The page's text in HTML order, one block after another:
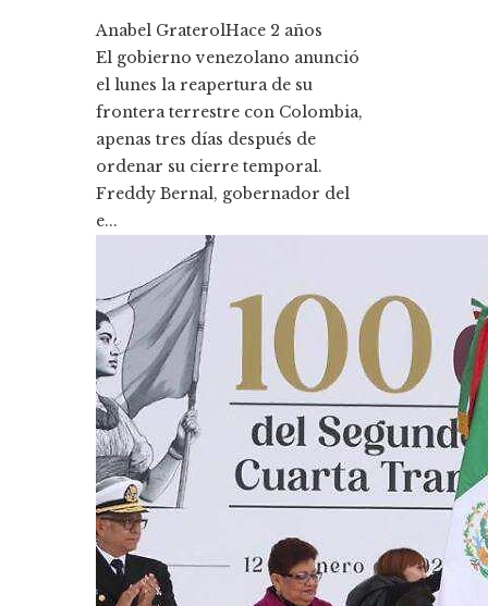
Anabel GraterolHace 2 años
El gobierno venezolano anunció
el lunes la reapertura de su
frontera terrestre con Colombia,
apenas tres días después de
ordenar su cierre temporal.
Freddy Bernal, gobernador del
e...